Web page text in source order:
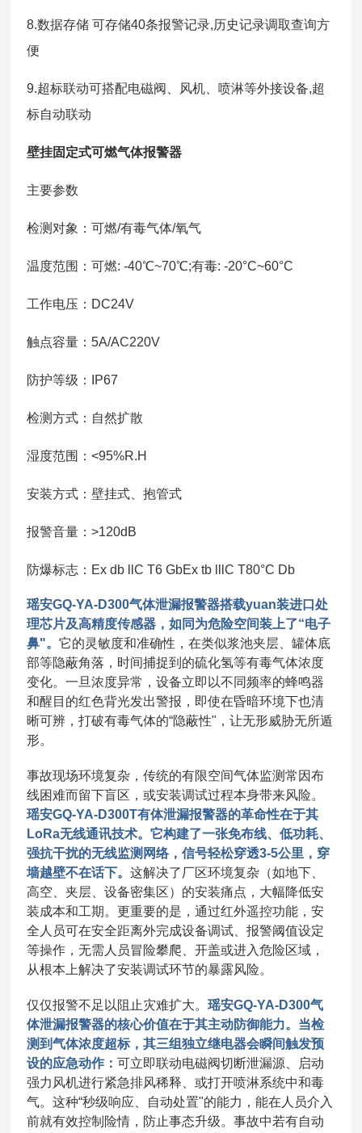
8.数据存储 可存储40条报警记录,历史记录调取查询方
便
9.超标联动可搭配电磁阀、风机、喷淋等外接设备,超
标自动联动
壁挂固定式可燃气体报警器
主要参数
检测对象：可燃/有毒气体/氧气
温度范围：可燃: -40℃~70℃;有毒: -20°C~60°C
工作电压：DC24V
触点容量：5A/AC220V
防护等级：IP67
检测方式：自然扩散
湿度范围：<95%R.H
安装方式：壁挂式、抱管式
报警音量：>120dB
防爆标志：Ex db llC T6 GbEx tb lllC T80°C Db
瑶安GQ-YA-D300气体泄漏报警器搭载yuan装进口处
理芯片及高精度传感器，如同为危险空间装上了“电子
鼻"。它的灵敏度和准确性，在类似浆池夹层、罐体底
部等隐蔽角落，时间捕捉到的硫化氢等有毒气体浓度
变化。一旦浓度异常，设备立即以不同频率的蜂鸣器
和醒目的红色背光发出警报，即使在昏暗环境下也清
晰可辨，打破有毒气体的“隐蔽性"，让无形威胁无所遁
形。
事故现场环境复杂，传统的有限空间气体监测常因布
线困难而留下盲区，或安装调试过程本身带来风险。
瑶安GQ-YA-D300T有体泄漏报警器的革命性在于其
LoRa无线通讯技术。它构建了一张免布线、低功耗、
强抗干扰的无线监测网络，信号轻松穿透3-5公里，穿
墙越壁不在话下。这解决了厂区环境复杂（如地下、
高空、夹层、设备密集区）的安装痛点，大幅降低安
装成本和工期。更重要的是，通过红外遥控功能，安
全人员可在安全距离外完成设备调试、报警阈值设定
等操作，无需人员冒险攀爬、开盖或进入危险区域，
从根本上解决了安装调试环节的暴露风险。
仅仅报警不足以阻止灾难扩大。瑶安GQ-YA-D300气
体泄漏报警器的核心价值在于其主动防御能力。当检
测到气体浓度超标，其三组独立继电器会瞬间触发预
设的应急动作：可立即联动电磁阀切断泄漏源、启动
强力风机进行紧急排风稀释、或打开喷淋系统中和毒
气。这种“秒级响应、自动处置"的能力，能在人员介入
前就有效控制险情，防止事态升级。事故中若有自动